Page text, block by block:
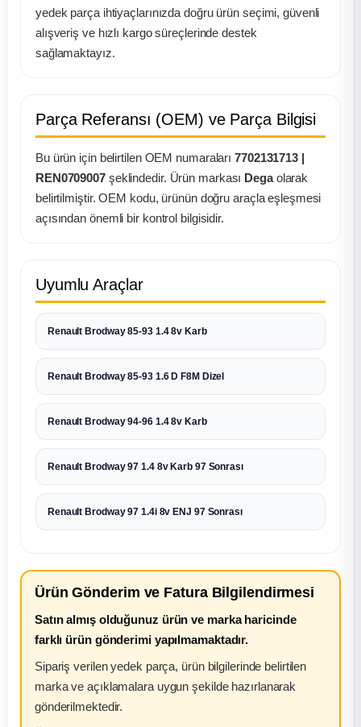
yedek parça ihtiyaçlarınızda doğru ürün seçimi, güvenli
alışveriş ve hızlı kargo süreçlerinde destek
sağlamaktayız.
Parça Referansı (OEM) ve Parça Bilgisi
Bu ürün için belirtilen OEM numaraları7702131713 |
REN0709007şeklindedir. Ürün markası Degaolarak
belirtilmiştir. OEM kodu, ürünün doğru araçla eşleşmesi
açısından önemli bir kontrol bilgisidir.
Uyumlu Araçlar
Renault Brodway 85-93 1.4 8v Karb
Renault Brodway 85-93 1.6 D F8M Dizel
Renault Brodway 94-96 1.4 8v Karb
Renault Brodway 97 1.4 8v Karb 97 Sonrası
Renault Brodway 97 1.4i 8v ENJ 97 Sonrası
Ürün Gönderim ve Fatura Bilgilendirmesi
Satın almış olduğunuz ürün ve marka haricinde
farklı ürün gönderimi yapılmamaktadır.
Sipariş verilen yedek parça, ürün bilgilerinde belirtilen
marka ve açıklamalara uygun şekilde hazırlanarak
gönderilmektedir.